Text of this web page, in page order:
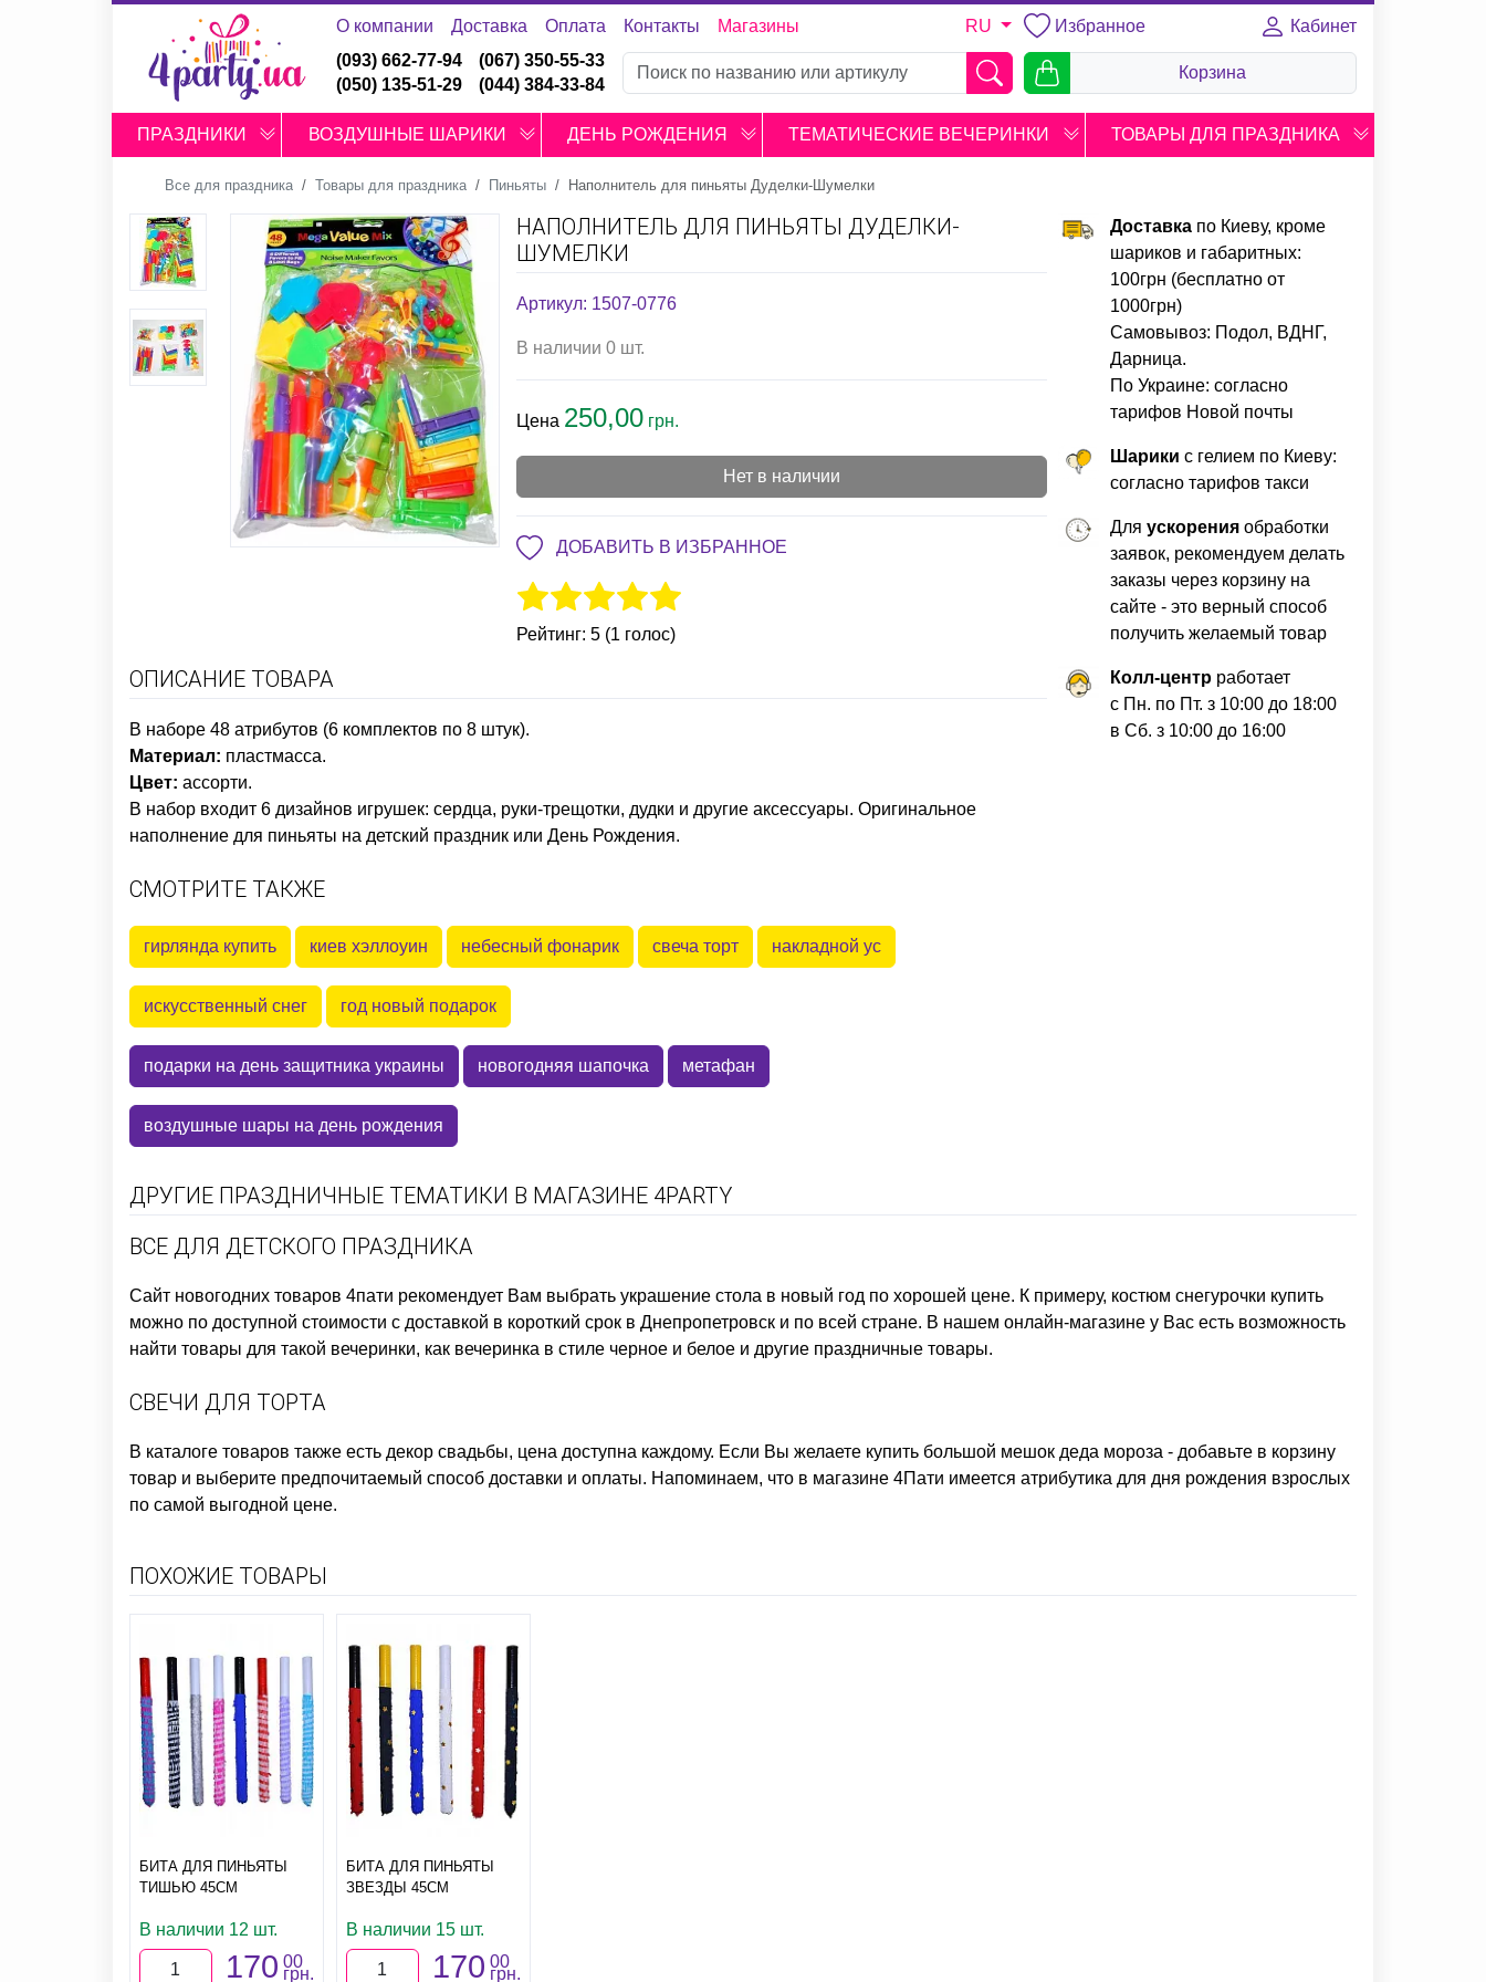
О компании Доставка Оплата Контакты Магазины RU Избранное
Кабинет
(093) 662-77-94
(050) 135-51-29
(067) 350-55-33
(044) 384-33-84
Корзина
ПРАЗДНИКИ ВОЗДУШНЫЕ ШАРИКИ ДЕНЬ РОЖДЕНИЯ ТЕМАТИЧЕСКИЕ ВЕЧЕРИНКИ ТОВАРЫ ДЛЯ ПРАЗДНИКА
Все для праздника Товары для праздника Пиньяты Наполнитель для пиньяты Дуделки-Шумелки
НАПОЛНИТЕЛЬ ДЛЯ ПИНЬЯТЫ ДУДЕЛКИ-
ШУМЕЛКИ
Артикул: 1507-0776
В наличии 0 шт.
Цена 250,00 грн.
Нет в наличии
ДОБАВИТЬ В ИЗБРАННОЕ
Рейтинг: 5 (1 голос)
ОПИСАНИЕ ТОВАРА
В наборе 48 атрибутов (6 комплектов по 8 штук).
Материал: пластмасса.
Цвет: ассорти.
В набор входит 6 дизайнов игрушек: сердца, руки-трещотки, дудки и другие аксессуары. Оригинальное
наполнение для пиньяты на детский праздник или День Рождения.
СМОТРИТЕ ТАКЖЕ
гирлянда купить киев хэллоуин небесный фонарик свеча торт накладной ус
искусственный снег год новый подарок
подарки на день защитника украины новогодняя шапочка метафан
воздушные шары на день рождения
Доставкапо Киеву, кроме
шариков и габаритных:
100грн (бесплатно от
1000грн)
Самовывоз: Подол, ВДНГ,
Дарница.
По Украине: согласно
тарифов Новой почты
Шарики с гелием по Киеву:
согласно тарифов такси
Для ускоренияобработки
заявок, рекомендуем делать
заказы через корзину на
сайте - это верный способ
получить желаемый товар
Колл-центрработает
с Пн. по Пт. з 10:00 до 18:00
в Сб. з 10:00 до 16:00
ДРУГИЕ ПРАЗДНИЧНЫЕ ТЕМАТИКИ В МАГАЗИНЕ 4PARTY
ВСЕ ДЛЯ ДЕТСКОГО ПРАЗДНИКА
Сайт новогодних товаров 4пати рекомендует Вам выбрать украшение стола в новый год по хорошей цене. К примеру, костюм снегурочки купить
можно по доступной стоимости с доставкой в короткий срок в Днепропетровск и по всей стране. В нашем онлайн-магазине у Вас есть возможность
найти товары для такой вечеринки, как вечеринка в стиле черное и белое и другие праздничные товары.
СВЕЧИ ДЛЯ ТОРТА
В каталоге товаров также есть декор свадьбы, цена доступна каждому. Если Вы желаете купить большой мешок деда мороза - добавьте в корзину
товар и выберите предпочитаемый способ доставки и оплаты. Напоминаем, что в магазине 4Пати имеется атрибутика для дня рождения взрослых
по самой выгодной цене.
ПОХОЖИЕ ТОВАРЫ
БИТА ДЛЯ ПИНЬЯТЫ
ТИШЬЮ 45СМ
В наличии 12 шт.
170 00
грн.
БИТА ДЛЯ ПИНЬЯТЫ
ЗВЕЗДЫ 45СМ
В наличии 15 шт.
170 00
грн.